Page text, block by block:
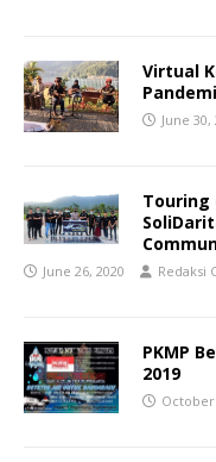
Virtual
June 30,
Touring
June 26, 2020 Redaksi
PKMP
2019
October